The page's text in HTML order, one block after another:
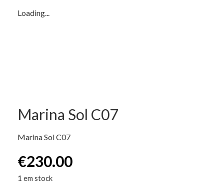
Loading...
Marina Sol C07
Marina Sol C07
€230.00
1 em stock